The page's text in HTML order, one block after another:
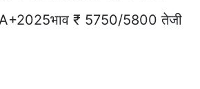
₹ 5750/5800 तेजी